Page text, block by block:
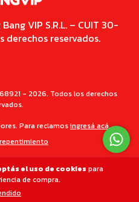
el uso de cookies para
de compra.
VIP S.R.L. – CUIT 30-
derechos reservados.
- 2026. Todos los derechos
Para reclamosingresá acá.